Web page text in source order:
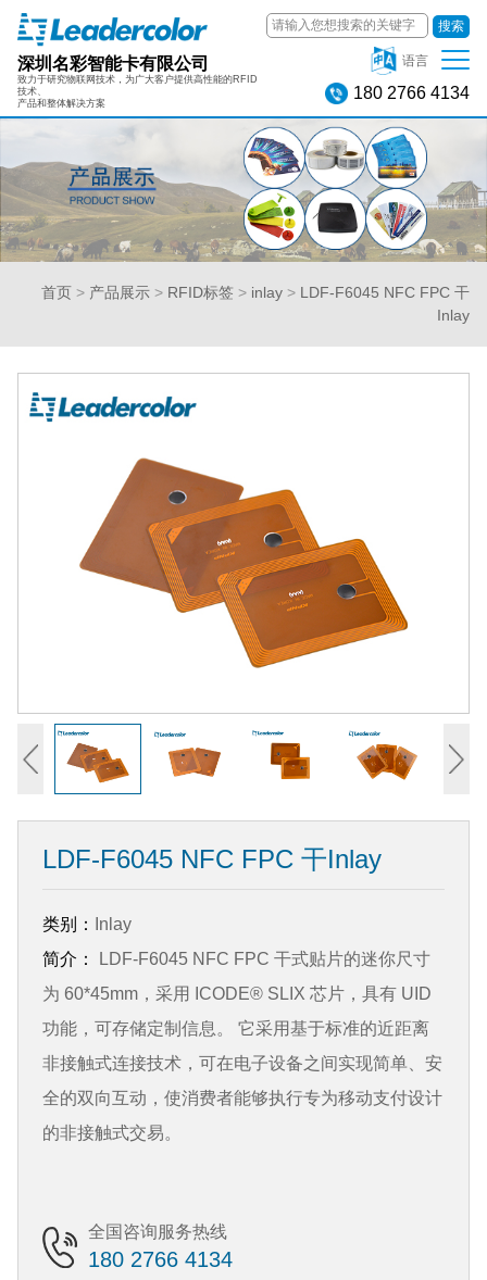
深圳名彩智能卡有限公司
致力于研究物联网技术，为广大客户提供高性能的RFID
技术、
产品和整体解决方案
搜索
语言
180 2766 4134
首页 > 产品展示 > RFID标签 > inlay > LDF-F6045 NFC FPC 干
Inlay
LDF-F6045 NFC FPC 干Inlay
类别：
Inlay
简介：
LDF-F6045 NFC FPC 干式贴片的迷你尺寸
为 60*45mm，采用 ICODE® SLIX 芯片，具有 UID
功能，可存储定制信息。 它采用基于标准的近距离
非接触式连接技术，可在电子设备之间实现简单、安
全的双向互动，使消费者能够执行专为移动支付设计
的非接触式交易。
全国咨询服务热线
180 2766 4134